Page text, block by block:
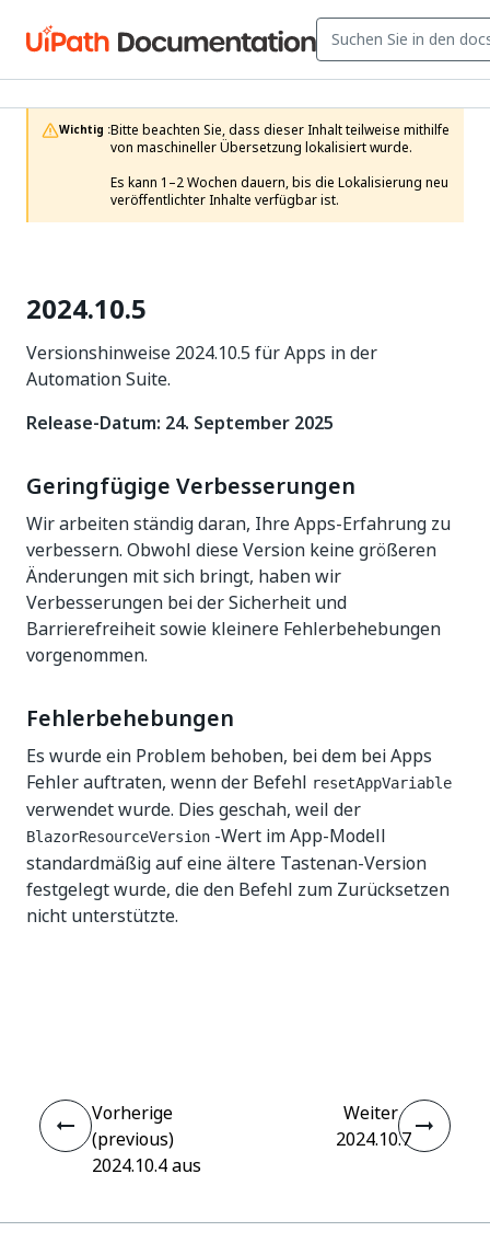
Wichtig :Bitte beachten Sie, dass dieser Inhalt teilweise mithilfe
von maschineller Übersetzung lokalisiert wurde.
Es kann 1–2 Wochen dauern, bis die Lokalisierung neu
veröffentlichter Inhalte verfügbar ist.
2024.10.5
Versionshinweise 2024.10.5 für Apps in der
Automation Suite.
Release-Datum: 24. September 2025
Geringfügige Verbesserungen
Wir arbeiten ständig daran, Ihre Apps-Erfahrung zu
verbessern. Obwohl diese Version keine größeren
Änderungen mit sich bringt, haben wir
Verbesserungen bei der Sicherheit und
Barrierefreiheit sowie kleinere Fehlerbehebungen
vorgenommen.
Fehlerbehebungen
Es wurde ein Problem behoben, bei dem bei Apps
Fehler auftraten, wenn der Befehl resetAppVariable
verwendet wurde. Dies geschah, weil der
BlazorResourceVersion -Wert im App-Modell
standardmäßig auf eine ältere Tastenan-Version
festgelegt wurde, die den Befehl zum Zurücksetzen
nicht unterstützte.
Vorherige
(previous)
2024.10.4 aus
Weiter
2024.10.7